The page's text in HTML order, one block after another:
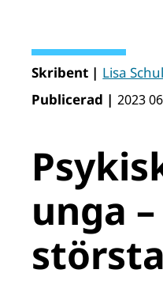
Skribent | Lisa
Publicerad | 2023
unga